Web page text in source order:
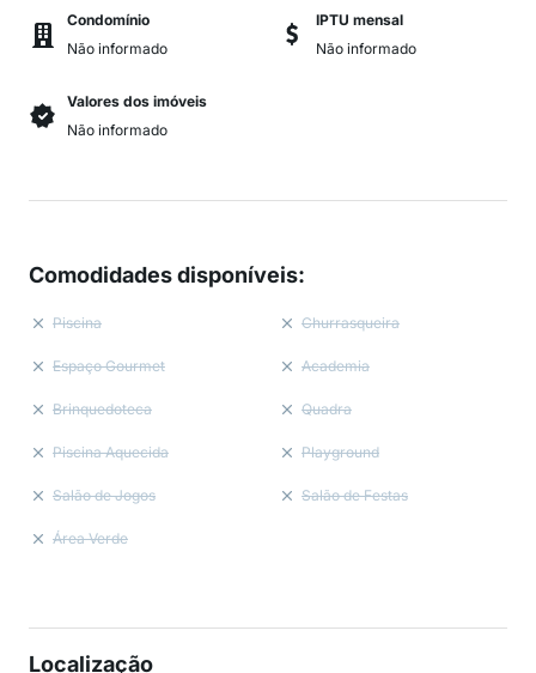
Condomínio
Não informado
IPTU mensal
Não informado
Valores dos imóveis
Não informado
Comodidades disponíveis:
Piscina Churrasqueira
Espaço Gourmet Academia
Brinquedoteca Quadra
Piscina Aquecida Playground
Salão de Jogos Salão de Festas
Área Verde
Localização